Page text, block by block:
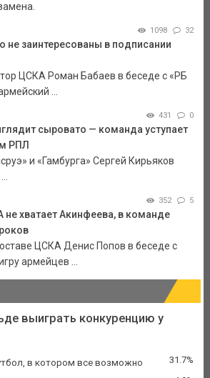
1098 32
не заинтересованы в подписании
ЦСКА Роман Бабаев в беседе с «РБ
...
431 0
сыровато — команда уступает
РПЛ
и «Гамбурга» Сергей Кирьяков
352 5
хватает Акинфеева, в команде
ЦСКА Денис Попов в беседе с
армейцев ...
выиграть конкуренцию у
в котором все возможно 31.7%